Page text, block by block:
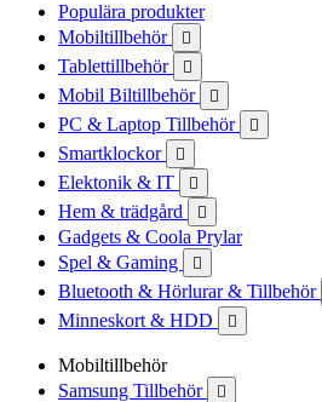
Populära produkter
Mobiltillbehör

Tablettillbehör 
Mobil Biltillbehör 
PC & Laptop Tillbehör 
Smartklockor 
Elektonik & IT 
Hem & trädgård 
Gadgets & Coola Prylar
Spel & Gaming

Bluetooth & Hörlurar & Tillbehör
Minneskort & HDD 
Mobiltillbehör
Samsung Tillbehör
